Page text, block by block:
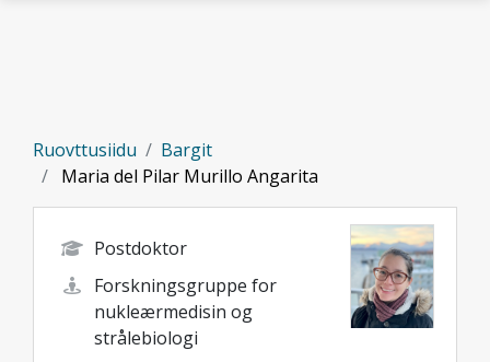
Ruovttusiidu
Bargit
Maria del Pilar Murillo Angarita
Postdoktor
Forskningsgruppe for
nukleærmedisin og
strålebiologi